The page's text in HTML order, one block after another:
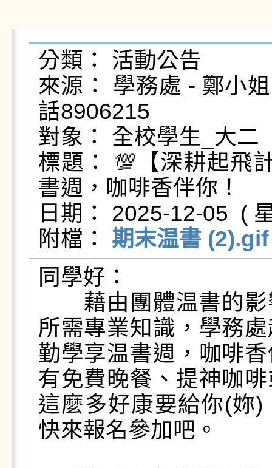
分類： 活動公告
來源： 學務處 - 鄭小
話8906215
對象： 全校學生_大二
標題： 💯【深耕起飛
書週，咖啡香伴你！
日期： 2025-12-05  (
附檔： 期末温書 (2).gif
同學好：
所需專業知識，學務
勤學享温書週，咖啡
有免費晚餐、提神咖
這麼多好康要給你(妳
快來報名參加吧。